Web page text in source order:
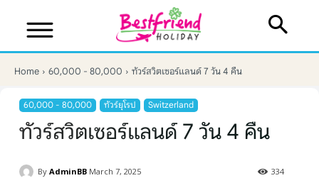
Home 60,000 - 80,000 ทัวร์สวิตเซอร์แลนด์ 7 วัน 4 คืน
60,000 - 80,000 ทัวร์ยุโรป Switzerland
ทัวร์สวิตเซอร์แลนด์ 7 วัน 4 คืน
By AdminBB March 7, 2025 334